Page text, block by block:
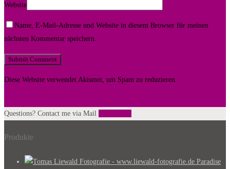
Website
Name, E-Mail-Adresse und Website in diesem Browser für meinen
nächsten Kommentar speichern.
Diese Website verwendet Akismet, um Spam zu reduzieren.
Questions? Contact me via Mail
Produkte
Paradise